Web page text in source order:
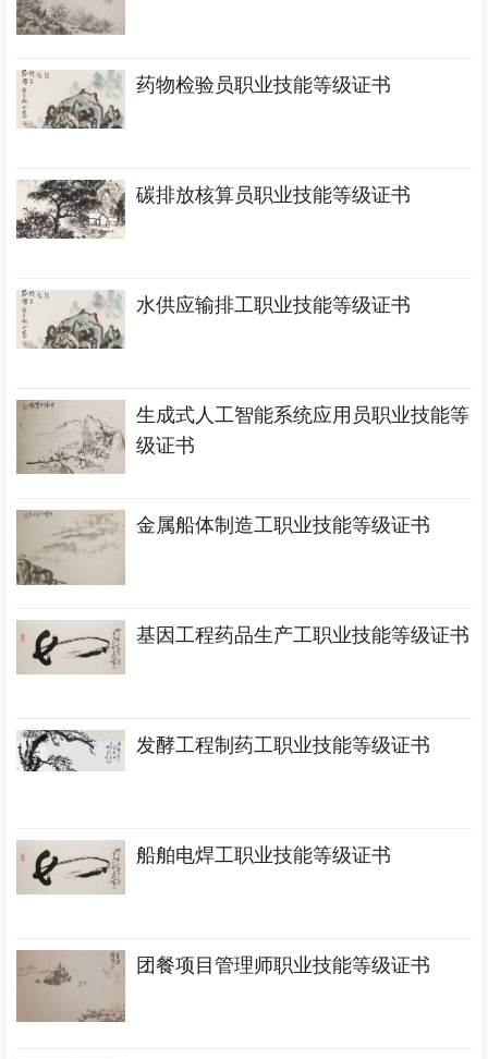
药物检验员职业技能等级证书
碳排放核算员职业技能等级证书
水供应输排工职业技能等级证书
生成式人工智能系统应用员职业技能等
级证书
金属船体制造工职业技能等级证书
基因工程药品生产工职业技能等级证书
发酵工程制药工职业技能等级证书
船舶电焊工职业技能等级证书
团餐项目管理师职业技能等级证书